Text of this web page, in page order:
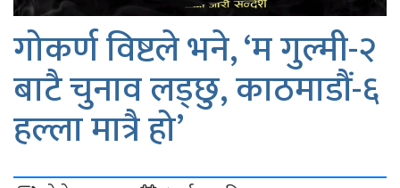
गोकर्ण विष्टले भने, ‘म गुल्मी-२
बाटै चुनाव लड्छु, काठमाडौं-६
हल्ला मात्रै हो’